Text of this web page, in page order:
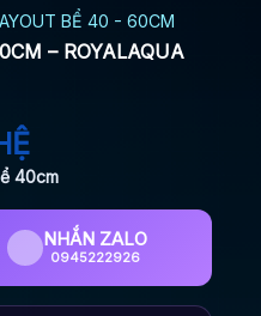
BỂ 40 - 60CM
– ROYALAQUA
40cm
NHẮN ZALO
0945222926